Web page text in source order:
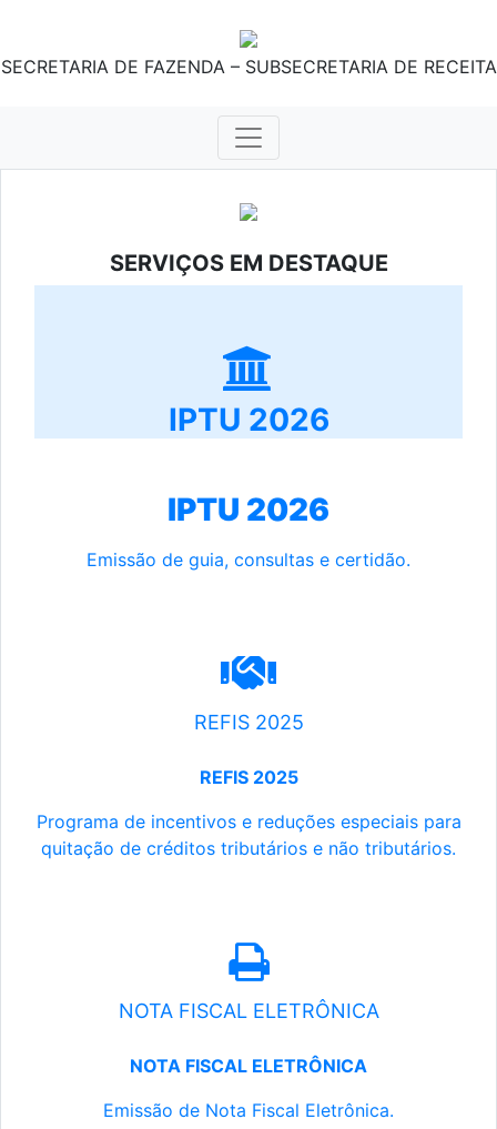
SECRETARIA DE FAZENDA – SUBSECRETARIA DE RECEITA
SERVIÇOS EM DESTAQUE
IPTU 2026
IPTU 2026
Emissão de guia, consultas e certidão.
REFIS 2025
REFIS 2025
Programa de incentivos e reduções especiais para
quitação de créditos tributários e não tributários.
NOTA FISCAL ELETRÔNICA
NOTA FISCAL ELETRÔNICA
Emissão de Nota Fiscal Eletrônica.